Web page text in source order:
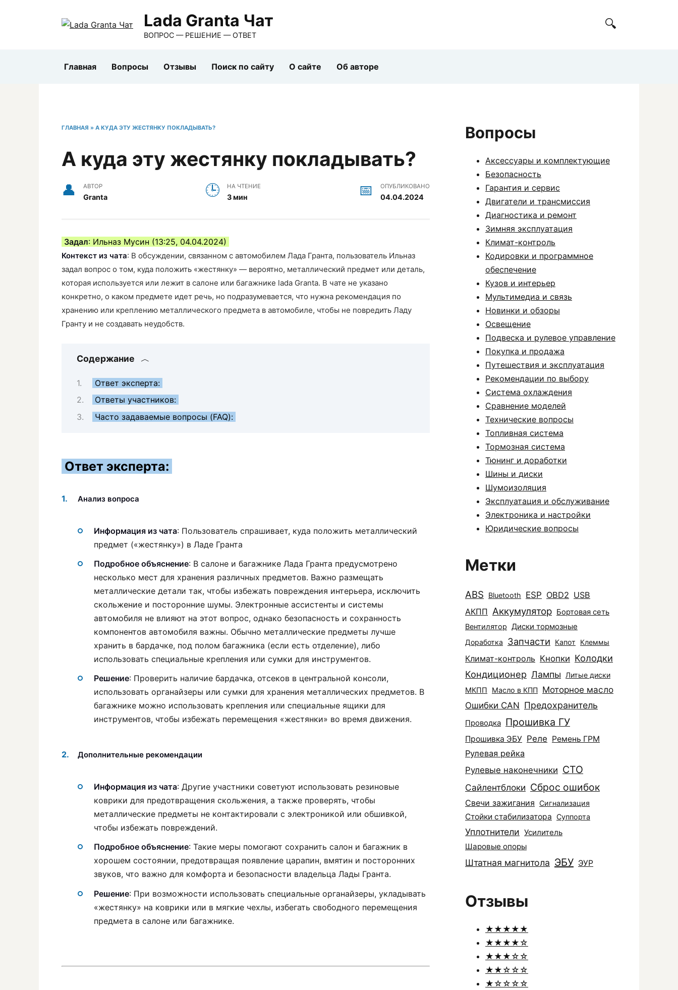
Lada Granta Чат
ВОПРОС — РЕШЕНИЕ — ОТВЕТ
Главная Вопросы Отзывы Поиск по сайту О сайте Об авторе
ГЛАВНАЯ » А КУДА ЭТУ ЖЕСТЯНКУ ПОКЛАДЫВАТЬ?
А куда эту жестянку покладывать?
АВТОР
Granta
НА ЧТЕНИЕ
3 мин
ОПУБЛИКОВАНО
04.04.2024
Задал: Ильназ Мусин (13:25, 04.04.2024)
Контекст из чата: В обсуждении, связанном с автомобилем Лада Гранта, пользователь Ильназ
задал вопрос о том, куда положить «жестянку» — вероятно, металлический предмет или деталь,
которая используется или лежит в салоне или багажнике lada Granta. В чате не указано
конкретно, о каком предмете идет речь, но подразумевается, что нужна рекомендация по
хранению или креплению металлического предмета в автомобиле, чтобы не повредить Ладу
Гранту и не создавать неудобств.
Содержание
Ответ эксперта:
Ответы участников:
Часто задаваемые вопросы (FAQ):
Ответ эксперта:
Анализ вопроса
Информация из чата: Пользователь спрашивает, куда положить металлический
предмет («жестянку») в Ладе Гранта
Подробное объяснение: В салоне и багажнике Лада Гранта предусмотрено
несколько мест для хранения различных предметов. Важно размещать
металлические детали так, чтобы избежать повреждения интерьера, исключить
скольжение и посторонние шумы. Электронные ассистенты и системы
автомобиля не влияют на этот вопрос, однако безопасность и сохранность
компонентов автомобиля важны. Обычно металлические предметы лучше
хранить в бардачке, под полом багажника (если есть отделение), либо
использовать специальные крепления или сумки для инструментов.
Решение: Проверить наличие бардачка, отсеков в центральной консоли,
использовать органайзеры или сумки для хранения металлических предметов. В
багажнике можно использовать крепления или специальные ящики для
инструментов, чтобы избежать перемещения «жестянки» во время движения.
Дополнительные рекомендации
Информация из чата: Другие участники советуют использовать резиновые
коврики для предотвращения скольжения, а также проверять, чтобы
металлические предметы не контактировали с электроникой или обшивкой,
чтобы избежать повреждений.
Подробное объяснение: Такие меры помогают сохранить салон и багажник в
хорошем состоянии, предотвращая появление царапин, вмятин и посторонних
звуков, что важно для комфорта и безопасности владельца Лады Гранта.
Решение: При возможности использовать специальные органайзеры, укладывать
«жестянку» на коврики или в мягкие чехлы, избегать свободного перемещения
предмета в салоне или багажнике.
Вопросы
Аксессуары и комплектующие
Безопасность
Гарантия и сервис
Двигатели и трансмиссия
Диагностика и ремонт
Зимняя эксплуатация
Климат-контроль
Кодировки и программное
обеспечение
Кузов и интерьер
Мультимедиа и связь
Новинки и обзоры
Освещение
Подвеска и рулевое управление
Покупка и продажа
Путешествия и эксплуатация
Рекомендации по выбору
Система охлаждения
Сравнение моделей
Технические вопросы
Топливная система
Тормозная система
Тюнинг и доработки
Шины и диски
Шумоизоляция
Эксплуатация и обслуживание
Электроника и настройки
Юридические вопросы
Метки
ABS Bluetooth ESP OBD2 USB
АКПП Аккумулятор Бортовая сеть
Вентилятор Диски тормозные
Доработка Запчасти Капот Клеммы
Климат-контроль Кнопки Колодки
Кондиционер Лампы Литые диски
МКПП Масло в КПП
Моторное масло
Ошибки CAN Предохранитель
Проводка Прошивка ГУ
Прошивка ЭБУ Реле Ремень ГРМ
Рулевая рейка
Рулевые наконечники СТО
Сайлентблоки Сброс ошибок
Свечи зажигания Сигнализация
Стойки стабилизатора Суппорта
Уплотнители Усилитель
Шаровые опоры
Штатная магнитола ЭБУ ЭУР
Отзывы
★★★★★
★★★★☆
★★★☆☆
★★☆☆☆
★☆☆☆☆